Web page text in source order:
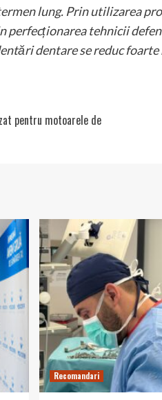
lung. Prin utilizarea
perfecționarea tehnicii
dentare se reduc
pentru motoarele de
Recomandari